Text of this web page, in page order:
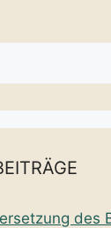
des